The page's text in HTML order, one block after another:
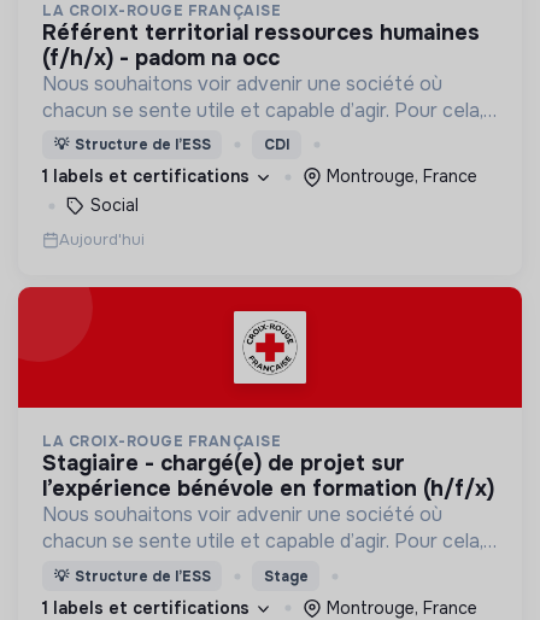
LA CROIX-ROUGE FRANÇAISE
référent territorial ressources humaines
(f/h/x) - padom na occ
Nous souhaitons voir advenir une société où
chacun se sente utile et capable d’agir. Pour cela,
nous proposons des moyens et des lieux
d’engagement innovants et adaptés à tous.
💡 Structure de l’ESS CDI
1 labels et certifications
Montrouge, France
Social
Aujourd'hui
LA CROIX-ROUGE FRANÇAISE
stagiaire - chargé(e) de projet sur
l’expérience bénévole en formation (h/f/x)
Nous souhaitons voir advenir une société où
chacun se sente utile et capable d’agir. Pour cela,
nous proposons des moyens et des lieux
d’engagement innovants et adaptés à tous.
💡 Structure de l’ESS Stage
1 labels et certifications
Montrouge, France